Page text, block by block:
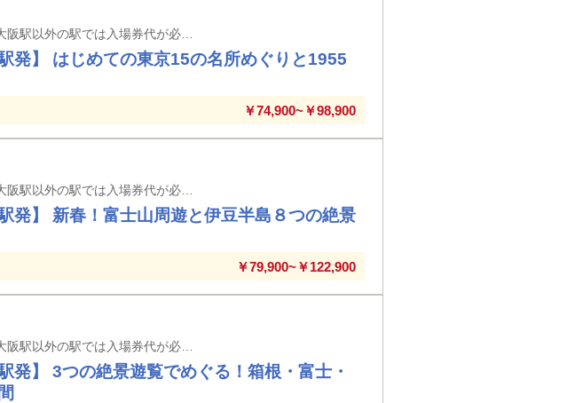
発】 はじめての東京15の名所めぐりと1955
￥74,900~￥98,900
発】 新春！富士山周遊と伊豆半島８つの絶景
￥79,900~￥122,900
発】 3つの絶景遊覧でめぐる！箱根・富士・